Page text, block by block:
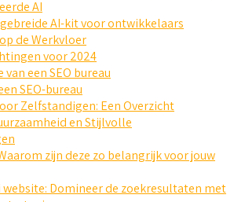
AI
AI-kit voor ontwikkelaars
de Werkvloer
voor 2024
een SEO bureau
SEO-bureau
Zelfstandigen: Een Overzicht
en Stijlvolle
zijn deze zo belangrijk voor jouw
website: Domineer de zoekresultaten met